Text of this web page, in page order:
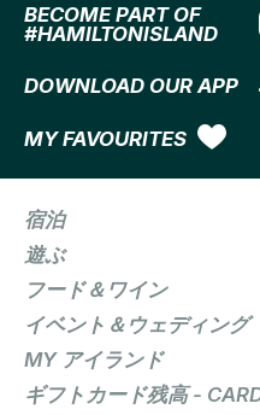
BECOME PART OF
#HAMILTONISLAND
DOWNLOAD OUR APP
MY FAVOURITES
宿泊
遊ぶ
フード＆ワイン
イベント＆ウェディング
MY アイランド
ギフトカード残高 -